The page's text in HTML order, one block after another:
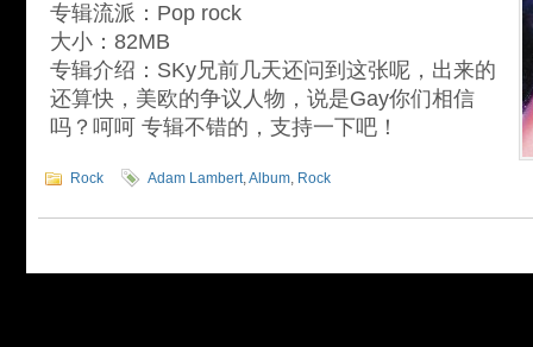
专辑流派：Pop rock
大小：82MB
专辑介绍：SKy兄前几天还问到这张呢，出来的
还算快，美欧的争议人物，说是Gay你们相信
吗？呵呵 专辑不错的，支持一下吧！
Rock Adam Lambert,Album, Rock